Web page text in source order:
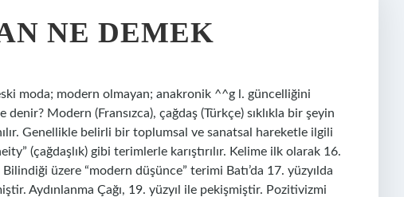
NE DEMEK
moda; modern olmayan; anakronik ^^g l. güncelliğini
Modern (Fransızca), çağdaş (Türkçe) sıklıkla bir şeyin
Genellikle belirli bir toplumsal ve sanatsal hareketle ilgili
(çağdaşlık) gibi terimlerle karıştırılır. Kelime ilk olarak 16.
üzere “modern düşünce” terimi Batı’da 17. yüzyılda
Aydınlanma Çağı, 19. yüzyıl ile pekişmiştir. Pozitivizmi